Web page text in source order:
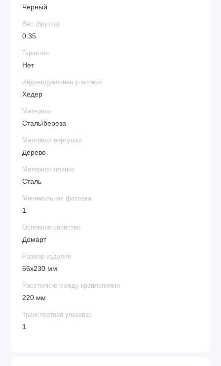
Черный
Вес (брутто)
0.35
Гарантия
Нет
Индивидуальная упаковка
Хедер
Материал
Сталь\береза
Материал вертушки
Дерево
Материал планки
Сталь
Минимальная фасовка
1
Основное свойство
Домарт
Размер изделия
66х230 мм
Расстояние между креплениями
220 мм
Транспортная упаковка
1